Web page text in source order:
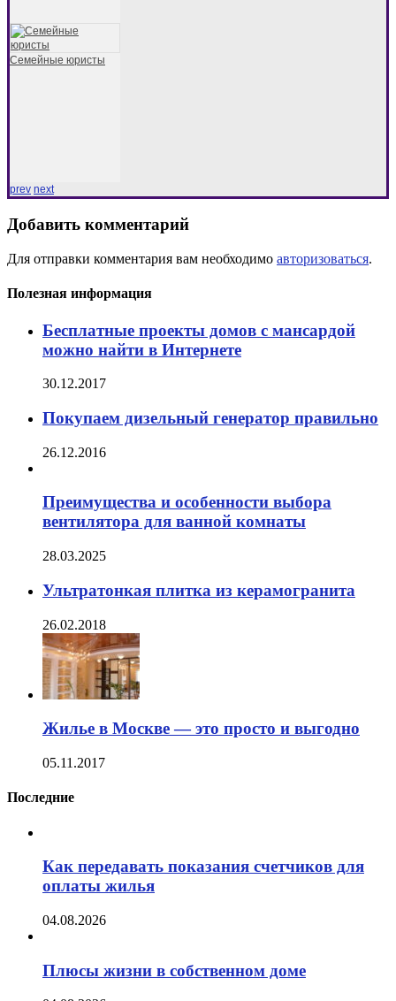
Семейные юристы
prev next
Добавить комментарий
Для отправки комментария вам необходимо авторизоваться.
Полезная информация
Бесплатные проекты домов с мансардой
можно найти в Интернете
30.12.2017
Покупаем дизельный генератор правильно
26.12.2016
Преимущества и особенности выбора
вентилятора для ванной комнаты
28.03.2025
Ультратонкая плитка из керамогранита
26.02.2018
Жилье в Москве — это просто и выгодно
05.11.2017
Последние
Как передавать показания счетчиков для
оплаты жилья
04.08.2026
Плюсы жизни в собственном доме